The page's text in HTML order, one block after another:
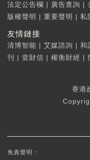
法定公告欄 | 廣告查詢 |
版權聲明 | 重要聲明 | 私
友情鏈接
清博智能 | 艾媒諮詢 | 和
刊
| 壹財信 | 權衡財經 |
香港
免責聲明：